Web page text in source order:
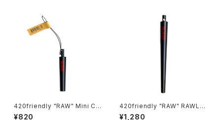
420friendly "RAW" Mini Co
ne Creator（ロウ ミニ コーン
¥820
420friendly "RAW" RAWL P
en Cone Maker（ロウ ロール
¥1,280